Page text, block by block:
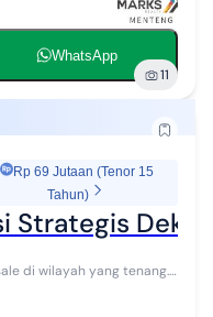
WhatsApp
11
Rp 69 Jutaan (Tenor 15
Tahun)
Strategis
1 -